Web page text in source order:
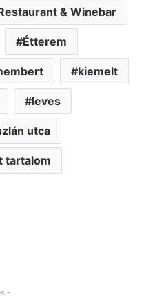
& Winebar
Étterem
kiemelt
leves
utca
tartalom
-